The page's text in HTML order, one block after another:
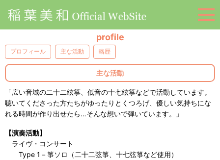
profile
プロフィール 主な活動 略歴
主な活動
「広い音域の二十二絃箏、低音の十七絃箏などで活動しています。
聴いてくださった方たちがゆったりとくつろげ、優しい気持ちにな
れる時間が作り出せたら…そんな想いで弾いています。」
【演奏活動】
ライヴ・コンサート
Type 1－箏ソロ（二十二弦箏、十七弦箏など使用）